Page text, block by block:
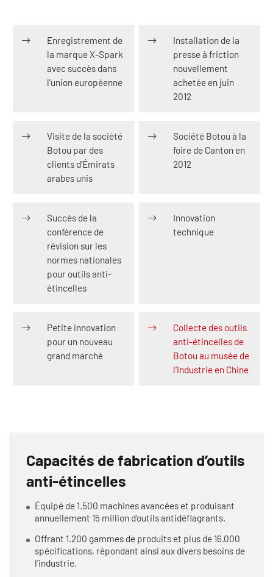
Enregistrement de
la marque X-Spark
avec succès dans
l'union européenne
Installation de la
presse à friction
nouvellement
achetée en juin
2012
Visite de la société
Botou par des
clients d'Émirats
arabes unis
Société Botou à la
foire de Canton en
2012
Succès de la
conférence de
révision sur les
normes nationales
pour outils anti-
étincelles
Innovation
technique
Petite innovation
pour un nouveau
grand marché
Collecte des outils
anti-étincelles de
Botou au musée de
l'industrie en Chine
Capacités de fabrication d’outils
anti-étincelles
Équipé de 1.500 machines avancées et produisant
annuellement 15 million d'outils antidéflagrants.
Offrant 1.200 gammes de produits et plus de 16.000
spécifications, répondant ainsi aux divers besoins de
l'industrie.